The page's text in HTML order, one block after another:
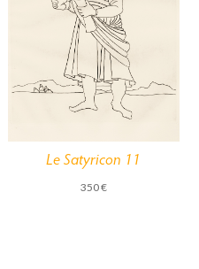
Le Satyricon 11
350€